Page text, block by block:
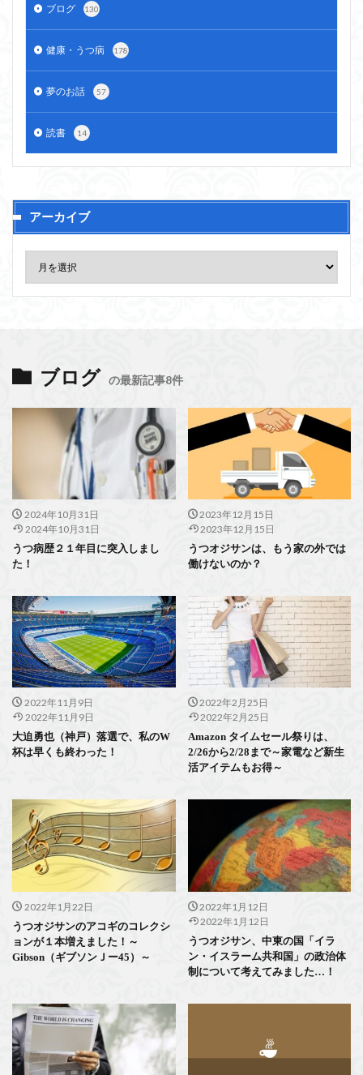
ブログ 130
健康・うつ病 178
夢のお話 57
読書 14
アーカイブ
ブログ の最新記事8件
2024年10月31日
2024年10月31日
うつ病歴２１年目に突入しまし
た！
2023年12月15日
2023年12月15日
うつオジサンは、もう家の外では
働けないのか？
2022年11月9日
2022年11月9日
大迫勇也（神戸）落選で、私のW
杯は早くも終わった！
2022年2月25日
2022年2月25日
Amazon タイムセール祭りは、
2/26から2/28まで～家電など新生
活アイテムもお得～
2022年1月22日
うつオジサンのアコギのコレクシ
ョンが１本増えました！～
Gibson（ギブソンＪー45）～
2022年1月12日
2022年1月12日
うつオジサン、中東の国「イラ
ン・イスラーム共和国」の政治体
制について考えてみました…！